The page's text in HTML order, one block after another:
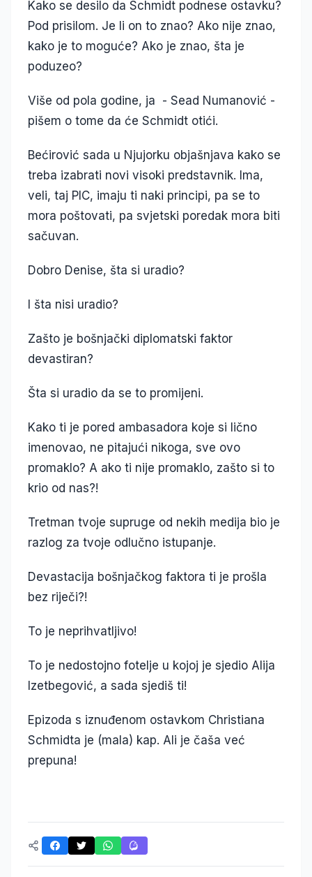
Kako se desilo da Schmidt podnese ostavku?
Pod prisilom. Je li on to znao? Ako nije znao,
kako je to moguće? Ako je znao, šta je
poduzeo?
Više od pola godine, ja - Sead Numanović -
pišem o tome da će Schmidt otići.
Bećirović sada u Njujorku objašnjava kako se
treba izabrati novi visoki predstavnik. Ima,
veli, taj PIC, imaju ti naki principi, pa se to
mora poštovati, pa svjetski poredak mora biti
sačuvan.
Dobro Denise, šta si uradio?
I šta nisi uradio?
Zašto je bošnjački diplomatski faktor
devastiran?
Šta si uradio da se to promijeni.
Kako ti je pored ambasadora koje si lično
imenovao, ne pitajući nikoga, sve ovo
promaklo? A ako ti nije promaklo, zašto si to
krio od nas?!
Tretman tvoje supruge od nekih medija bio je
razlog za tvoje odlučno istupanje.
Devastacija bošnjačkog faktora ti je prošla
bez riječi?!
To je neprihvatljivo!
To je nedostojno fotelje u kojoj je sjedio Alija
Izetbegović, a sada sjediš ti!
Epizoda s iznuđenom ostavkom Christiana
Schmidta je (mala) kap. Ali je čaša već
prepuna!